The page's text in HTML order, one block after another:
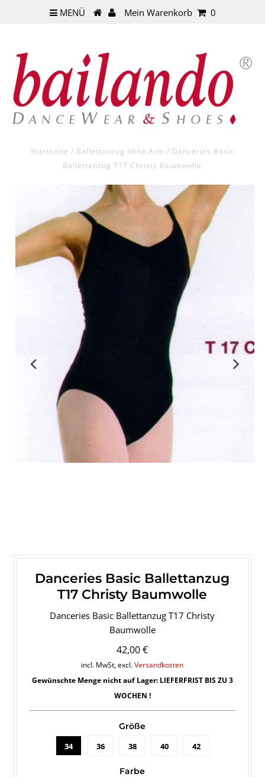
MENÜ Mein Warenkorb 0
Startseite / Ballettanzug ohne Arm / Danceries Basic
Ballettanzug T17 Christy Baumwolle
Danceries Basic Ballettanzug
T17 Christy Baumwolle
Danceries Basic Ballettanzug T17 Christy
Baumwolle
42,00 €
incl. MwSt, excl.Versandkosten
Gewünschte Menge nicht auf Lager: LIEFERFRIST BIS ZU 3
WOCHEN !
Größe
34
36 38 40 42
Farbe